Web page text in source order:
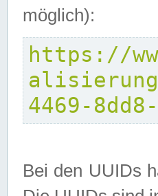
möglich):
https://
4469-
Bei den UUIDs